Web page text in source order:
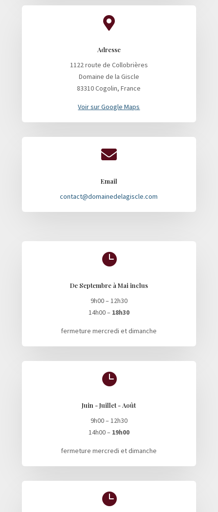

Adresse
1122 route de Collobrières
Domaine de la Giscle
83310 Cogolin, France
Voir sur Google Maps

Email
contact@domainedelagiscle.com

De Septembre à Mai inclus
9h00 – 12h30
14h00 – 18h30
fermeture mercredi et dimanche

Juin - Juillet - Août
9h00 – 12h30
14h00 – 19h00
fermeture mercredi et dimanche
